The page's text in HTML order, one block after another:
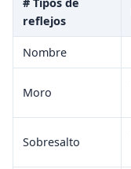
reflejos
Nombre
Moro
Sobresalto